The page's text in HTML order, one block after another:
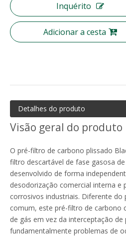
Filtro de malha de arame de filtro de nylon tecido de aço inoxidável
Inquérito
Adicionar a cesta
Detalhes do produto
Visão geral do produto
O pré-filtro de carbono plissado
filtro descartável de fase gasosa
desenvolvido de forma
desodorização comercial interna e
corrosivos industriais. Diferente
comum, este pré-filtro de carbono
de gás em vez da interceptação
fundamentalmente problemas de